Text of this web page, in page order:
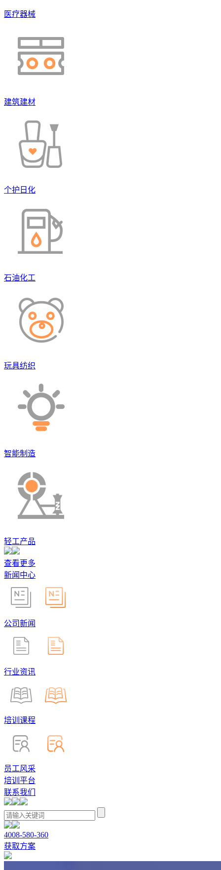
医疗器械
建筑建材
个护日化
石油化工
玩具纺织
智能制造
轻工产品
查看更多
新闻中心
公司新闻
行业资讯
培训课程
员工风采
培训平台
联系我们
4008-580-360
获取方案